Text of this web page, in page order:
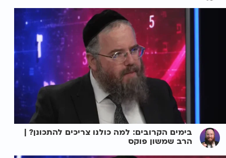
בימים הקרובים: למה כולנו צריכים להתכונן? |
הרב שמשון פוקס